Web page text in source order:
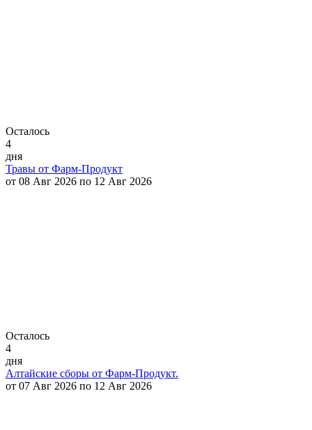
Осталось
4
дня
Травы от Фарм-Продукт
от 08 Авг 2026 по 12 Авг 2026
Осталось
4
дня
Алтайские сборы от Фарм-Продукт.
от 07 Авг 2026 по 12 Авг 2026